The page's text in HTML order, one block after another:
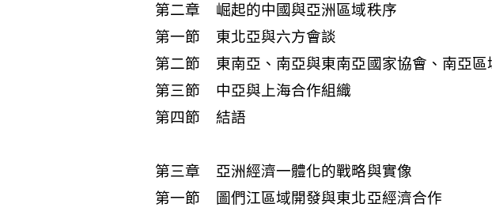
第二章 崛起的中國與亞洲區域秩序
第一節 東北亞與六方會談
第二節 東南亞、南亞與東南亞國家協會、南亞區
第三節 中亞與上海合作組織
第四節 結語
第三章 亞洲經濟一體化的戰略與實像
第一節 圖們江區域開發與東北亞經濟合作